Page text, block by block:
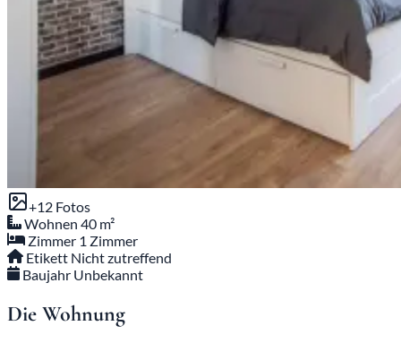
+12 Fotos
Wohnen 40 m²
Zimmer 1 Zimmer
Etikett Nicht zutreffend
Baujahr Unbekannt
Die Wohnung